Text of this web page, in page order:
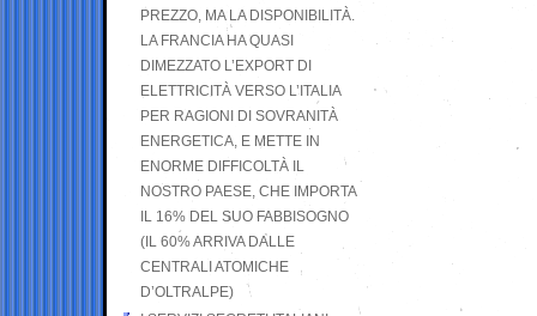
PREZZO, MA LA DISPONIBILITÀ.
LA FRANCIA HA QUASI
DIMEZZATO L’EXPORT DI
ELETTRICITÀ VERSO L’ITALIA
PER RAGIONI DI SOVRANITÀ
ENERGETICA, E METTE IN
ENORME DIFFICOLTÀ IL
NOSTRO PAESE, CHE IMPORTA
IL 16% DEL SUO FABBISOGNO
(IL 60% ARRIVA DALLE
CENTRALI ATOMICHE
D’OLTRALPE)